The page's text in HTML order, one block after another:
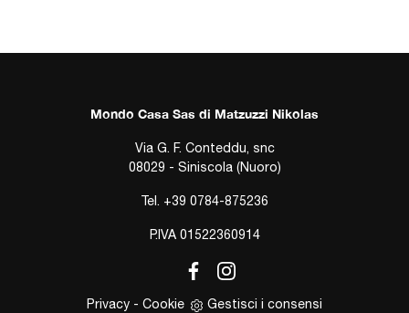
Mondo Casa Sas di Matzuzzi Nikolas
Via G. F. Conteddu, snc
08029 - Siniscola (Nuoro)
Tel. +39 0784-875236
P.IVA 01522360914
Privacy - Cookie Gestisci i consensi